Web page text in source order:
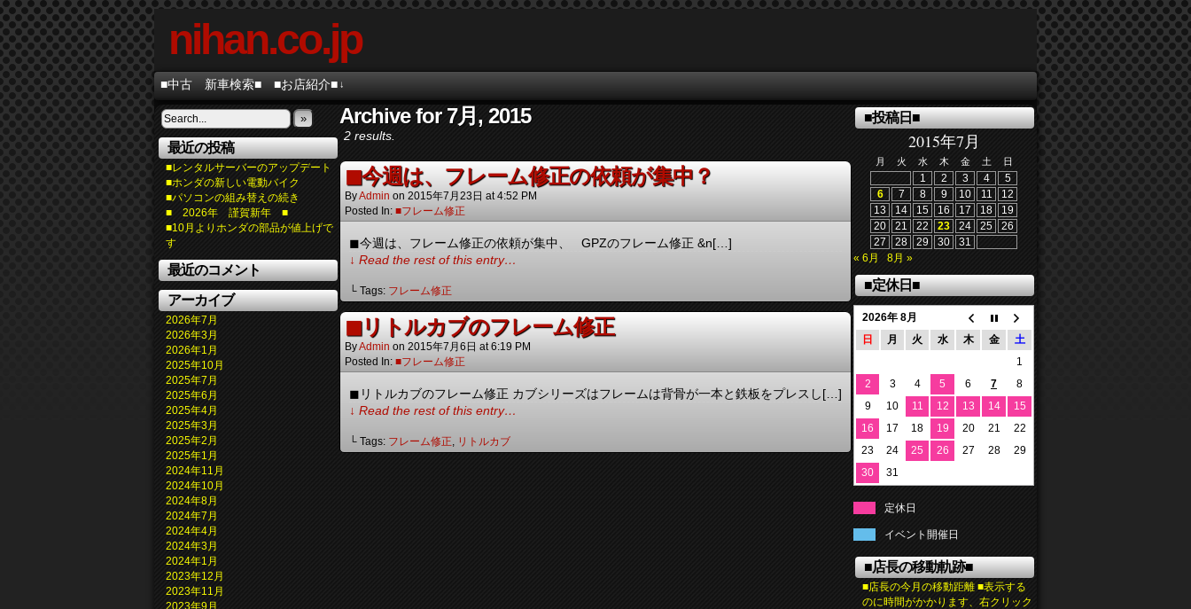
nihan.co.jp
■中古 新車検索■ ■お店紹介■ ↓
»
最近の投稿
■レンタルサーバーのアップデート
■ホンダの新しい電動バイク
■パソコンの組み替えの続き
■ 2026年 謹賀新年 ■
■10月よりホンダの部品が値上げで
す
最近のコメント
アーカイブ
2026年7月
2026年3月
2026年1月
2025年10月
2025年7月
2025年6月
2025年4月
2025年3月
2025年2月
2025年1月
2024年11月
2024年10月
2024年8月
2024年7月
2024年4月
2024年3月
2024年1月
2023年12月
2023年11月
2023年9月
Archive for 7月, 2015
2 results.
◼︎今週は、フレーム修正の依頼が集中？
ByAdmin on 2015年7月23日 at4:52 PM
Posted In: ■フレーム修正
◼︎今週は、フレーム修正の依頼が集中、 GPZのフレーム修正 &n[…]
↓ Read the rest of this entry…
└ Tags: フレーム修正
◼︎リトルカブのフレーム修正
ByAdmin on 2015年7月6日 at6:19 PM
Posted In: ■フレーム修正
◼︎リトルカブのフレーム修正 カブシリーズはフレームは背骨が一本と鉄板をプレスし[…]
↓ Read the rest of this entry…
└ Tags: フレーム修正, リトルカブ
■投稿日■
2015年7月
月 火 水 木 金 土 日
1 2 3 4
5
6
7 8 9 10 11
12
13
14 15 16 17 18
19
20
21 22 23 24 25
26
27
28 29 30
31
« 6月
8月 »
■定休日■
2026年 8月
日
月 火 水 木 金
土
1
2
3 4 5 6 7
8
9
10 11 12 13 14
15
16
17 18 19 20 21
22
23
24 25 26 27 28
29
30
31
定休日
イベント開催日
■店長の移動軌跡■
■店長の今月の移動距離 ■表示する
のに時間がかかります、右クリック